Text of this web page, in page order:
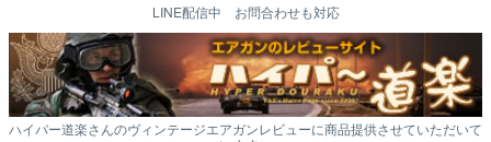
LINE配信中 お問合わせも対応
ハイパー道楽さんのヴィンテージエアガンレビューに商品提供させていただいて